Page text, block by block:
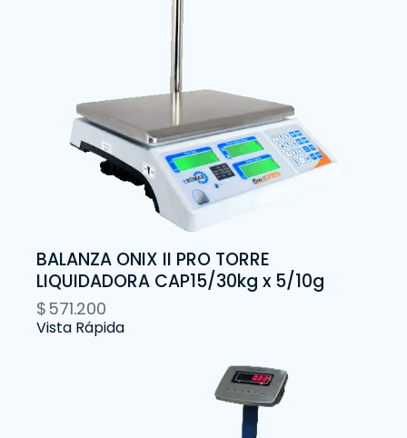
BALANZA ONIX II PRO TORRE
LIQUIDADORA CAP15/30kg x 5/10g
$ 571.200
Vista Rápida